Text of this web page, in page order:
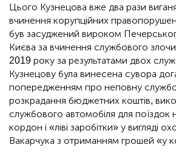
Цього Кузнецова вже два рази
вчинення корупційних
був засуджений вироком
Києва за вчинення службового
2019 року за результатами двох
Кузнецову була винесена сувора
попередженням про неповну
розкрадання бюджетних коштів,
службового автомобіля для поїздок
кордон і «ліві заробітки» у вигляді
Вакарчука з отриманням грошей «у